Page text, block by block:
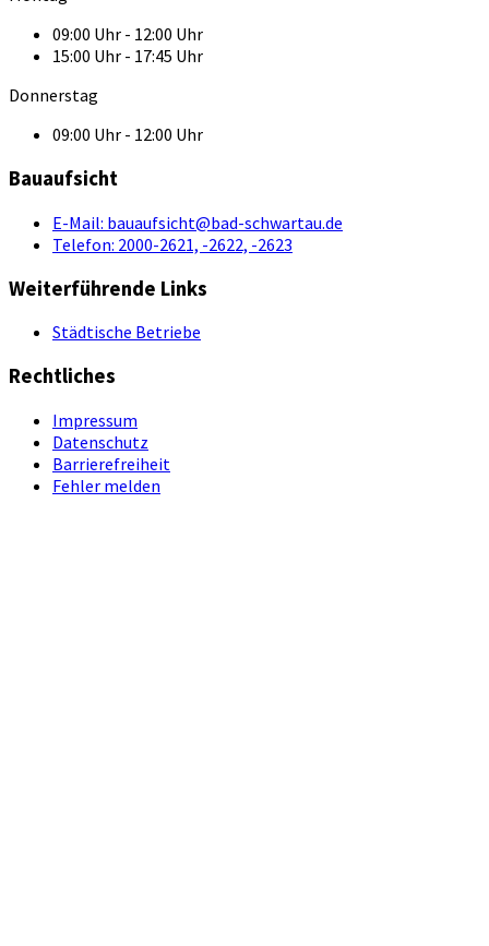
09:00 Uhr - 12:00 Uhr
15:00 Uhr - 17:45 Uhr
Donnerstag
09:00 Uhr - 12:00 Uhr
Bauaufsicht
E-Mail: bauaufsicht@bad-schwartau.de
Telefon: 2000-2621, -2622, -2623
Weiterführende Links
Städtische Betriebe
Rechtliches
Impressum
Datenschutz
Barrierefreiheit
Fehler melden